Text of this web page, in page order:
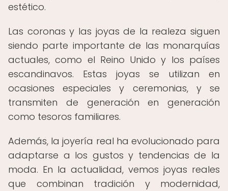
estético.
Las coronas y las joyas de la realeza siguen
siendo parte importante de las monarquías
actuales, como el Reino Unido y los países
escandinavos. Estas joyas se utilizan en
ocasiones especiales y ceremonias, y se
transmiten de generación en generación
como tesoros familiares.
Además, la joyería real ha evolucionado para
adaptarse a los gustos y tendencias de la
moda. En la actualidad, vemos joyas reales
que combinan tradición y modernidad,